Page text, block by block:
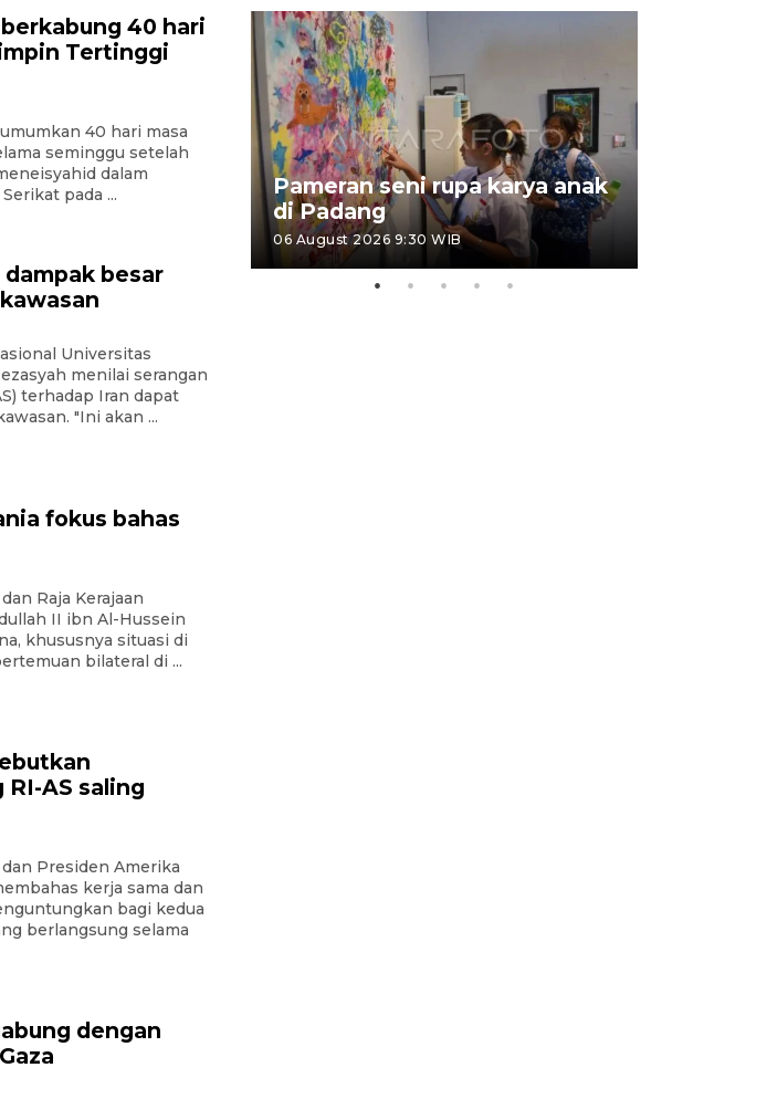
40 hari
Tertinggi
40 hari masa
seminggu setelah
dalam
pada ...
besar
Universitas
menilai serangan
terhadap Iran dapat
"Ini akan ...
fokus bahas
Raja Kerajaan
II ibn Al-Hussein
khususnya situasi di
bilateral di ...
AS saling
Presiden Amerika
kerja sama dan
bagi kedua
berlangsung selama
dengan
pembentukan
Putih di
Pameran seni rupa karya anak
di Padang
06 August 2026 9:30 WIB